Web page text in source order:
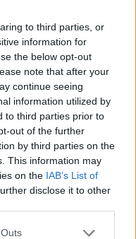
to third parties, or
information for
the below opt-out
note that after your
continue seeing
information utilized by
to third parties prior to
out of the further
by third parties on the
This information may
on the IAB’s List of
disclose it to other
one or more Google
boom di
Leotta e la
U-
quando la
il limite